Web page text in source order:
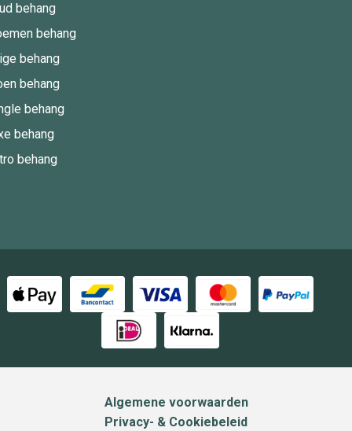
behang
behang
behang
behang
behang
behang
behang
Algemene voorwaarden
Privacy- & Cookiebeleid